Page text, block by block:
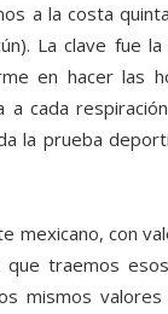
a la costa
La clave fue
en hacer las
a cada
la prueba
mexicano, con
traemos
mismos